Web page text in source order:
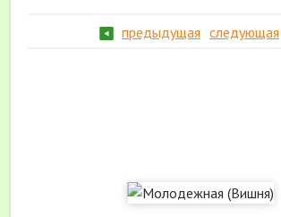
предыдущая следующая